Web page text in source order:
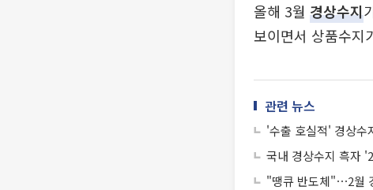
올해 3월 경상수지
보이면서 상품수지
관련 뉴스
'수출 호실적' 경상
국내 경상수지 흑자
"땡큐 반도체"⋯2월